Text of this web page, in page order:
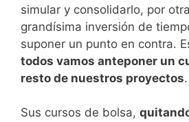
simular y consolidarlo, por
grandísima inversión de
suponer un punto en contra.
todos vamos anteponer un
resto de nuestros proyectos.
Sus cursos de bolsa,